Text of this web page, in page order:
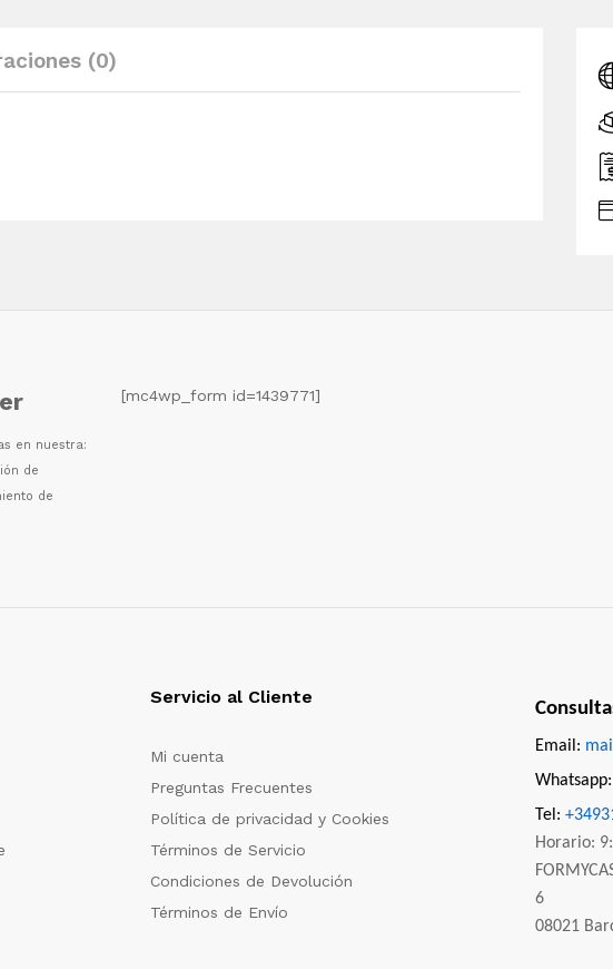
(0)
en nuestra:
ón de
de
[mc4wp_form id=1439771]
Servicio al Cliente
Mi cuenta
Preguntas Frecuentes
Política de privacidad y Cookies
Términos de Servicio
Condiciones de Devolución
Términos de Envío
Email:
Whatsapp:
Tel:
Horario:
6
08021